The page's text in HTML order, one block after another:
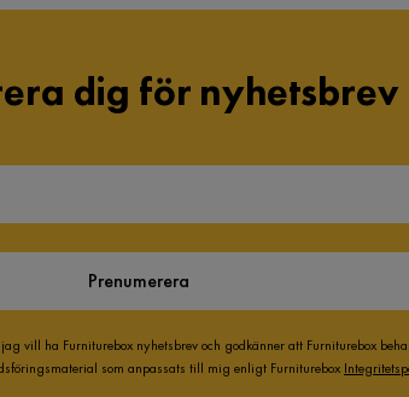
dig för nyhetsbrev
Prenumerera
vill ha Furniturebox nyhetsbrev och godkänner att Furniturebox
som anpassats till mig enligt Furniturebox